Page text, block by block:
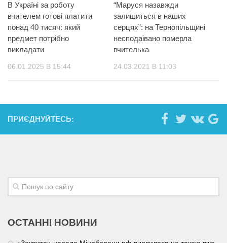
В Україні за роботу
вчителем готові платити
понад 40 тисяч: який
предмет потрібно
викладати
06.01.2025 В 15:44
“Маруся назавжди
залишиться в наших
серцях”: на Тернопільщині
несподаівано померла
вчителька
24.03.2021 В 11:03
ПРИЄДНУЙТЕСЬ:
ОСТАННІ НОВИНИ